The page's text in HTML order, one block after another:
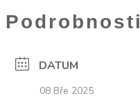
Podrobnosti
DATUM
08 Bře 2025